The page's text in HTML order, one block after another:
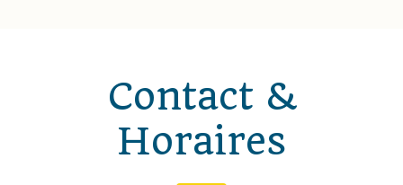
Contact &
Horaires